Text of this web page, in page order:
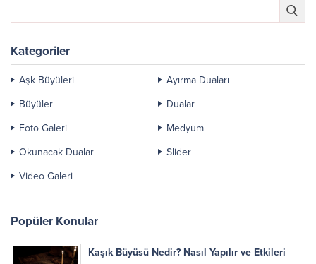
Kategoriler
Aşk Büyüleri
Ayırma Duaları
Büyüler
Dualar
Foto Galeri
Medyum
Okunacak Dualar
Slider
Video Galeri
Popüler Konular
Kaşık Büyüsü Nedir? Nasıl Yapılır ve Etkileri